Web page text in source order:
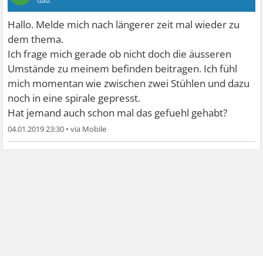
Hallo. Melde mich nach längerer zeit mal wieder zu
dem thema.
Ich frage mich gerade ob nicht doch die äusseren
Umstände zu meinem befinden beitragen. Ich fühl
mich momentan wie zwischen zwei Stühlen und dazu
noch in eine spirale gepresst.
Hat jemand auch schon mal das gefuehl gehabt?
04.01.2019 23:30 •